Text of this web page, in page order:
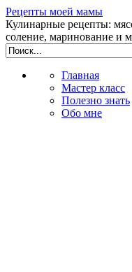
Рецепты моей мамы
Кулинарные рецепты:
соление, маринование и
Главная
Мастер класс
Полезно знать
Обо мне